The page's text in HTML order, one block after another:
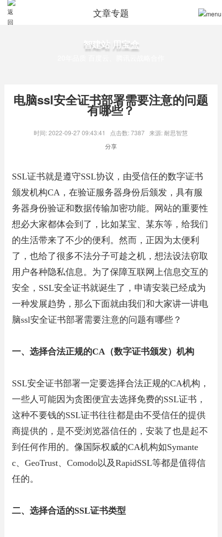
文章专题
智建站 用宝盒
电脑ssl安全证书部署需要注意的问题
有哪些？
时间: 2022-09-27 09:43:41 点击数: 7387 来源: 耐思智慧
分享
SSL证书就是遵守SSL协议，由受信任的数字证书
颁发机构CA，在验证服务器身份后颁发，具有服
务器身份验证和数据传输加密功能。网站的重要性
想必大家都体会到了，比如某宝、某东等，给我们
的生活带来了不少的便利。然而，正因为太便利
了，也给了很多不法分子可趁之机，想法设法窃取
用户各种隐私信息。为了保障互联网上信息交互的
安全，SSL安全证书就诞生了，申请安装已经成为
一种发展趋势，那么下面就由我们和大家讲一讲电
脑ssl安全证书部署需要注意的问题有哪些？
一、选择合法正规的CA（数字证书颁发）机构
SSL安全证书部署一定要选择合法正规的CA机构，
一些人可能因为贪图便宜去选择免费的SSL证书，
这种不要钱的SSL证书往往都是由不受信任的提供
商提供的，是不受浏览器信任的，安装了也是起不
到任何作用的。像国际权威的CA机构如Symante
c、GeoTrust、Comodo以及RapidSSL等都是值得信
任的。
二、选择合适的SSL证书类型